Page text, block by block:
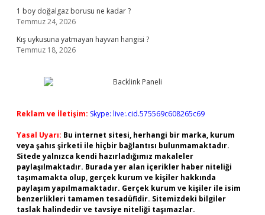
1 boy doğalgaz borusu ne kadar ?
Temmuz 24, 2026
Kış uykusuna yatmayan hayvan hangisi ?
Temmuz 18, 2026
Reklam ve İletişim: Skype: live:.cid.575569c608265c69
Yasal Uyarı: Bu internet sitesi, herhangi bir marka, kurum
veya şahıs şirketi ile hiçbir bağlantısı bulunmamaktadır.
Sitede yalnızca kendi hazırladığımız makaleler
paylaşılmaktadır. Burada yer alan içerikler haber niteliği
taşımamakta olup, gerçek kurum ve kişiler hakkında
paylaşım yapılmamaktadır. Gerçek kurum ve kişiler ile isim
benzerlikleri tamamen tesadüfidir. Sitemizdeki bilgiler
taslak halindedir ve tavsiye niteliği taşımazlar.